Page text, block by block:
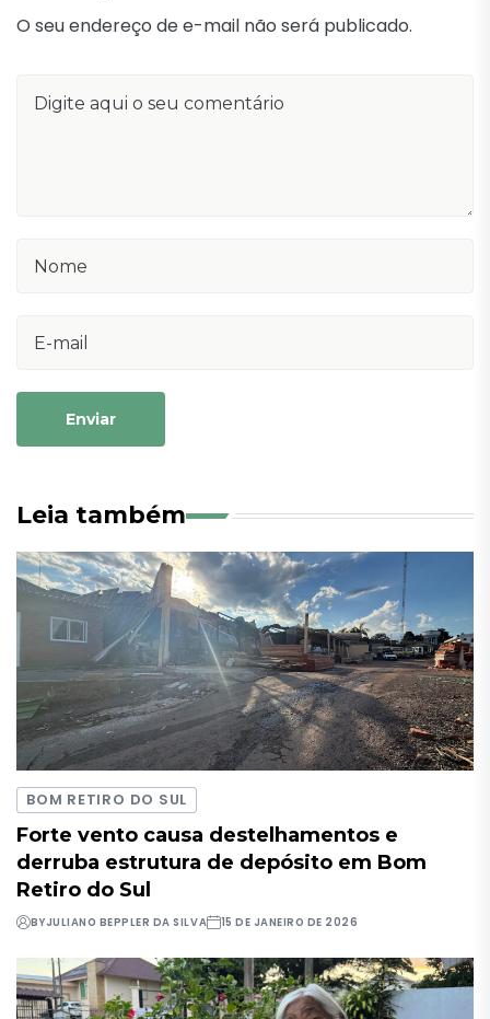
O seu endereço de e-mail não será publicado.
Enviar
Leia também
BOM RETIRO DO SUL
Forte vento causa destelhamentos e
derruba estrutura de depósito em Bom
Retiro do Sul
BYJULIANO BEPPLER DA SILVA 15 DE JANEIRO DE 2026